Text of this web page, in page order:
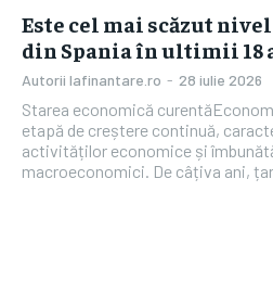
Este cel mai scăzut
din Spania în ultimii 18
Autorii Iafinantare.ro - 28 iulie 2026
Starea economică
etapă de creștere continuă,
activităților economice și
macroeconomici. De câțiva ani,